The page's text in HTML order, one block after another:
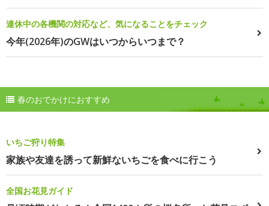
連休中の各機関の対応など、気になることをチェック
今年(2026年)のGWはいつからいつまで？
春のおでかけにおすすめ
いちご狩り特集
家族や友達を誘って新鮮ないちごを食べに行こう
全国お花見ガイド